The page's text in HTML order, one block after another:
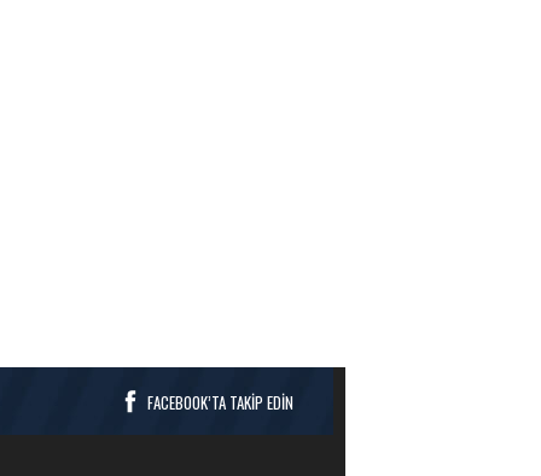
FACEBOOK’TA TAKİP EDİN